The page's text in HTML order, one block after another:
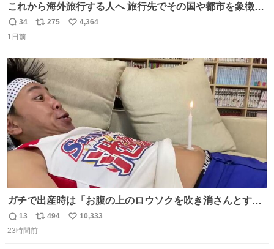
これから海外旅行する人へ 旅行先でその国や都市を象徴す
る マグネットを買って欲しい。 僕は交換留学してた1年間
で20カ国回ったけど、旅行先で必ずマグネットを買い、今
どそれぞれのマグネットを見る度に旅の思い出が鮮明によ
みがえります。
返
信
34
リ
ト
数
275
い
4,364
1日前
ガチで出産時は「お腹の上のロウソクを吹き消さんとする
サンシャイン池崎」だったし、お産後の股裂け状態でのト
イレは「とにかく明るい安村の体勢」が1番楽
返
信
13
リ
ポ
494
い
10,333
23時間前